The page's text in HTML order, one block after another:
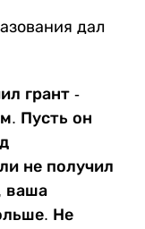
дал
грант -
Пусть он
не получил
ваша
Не